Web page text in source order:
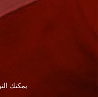
يمكنك